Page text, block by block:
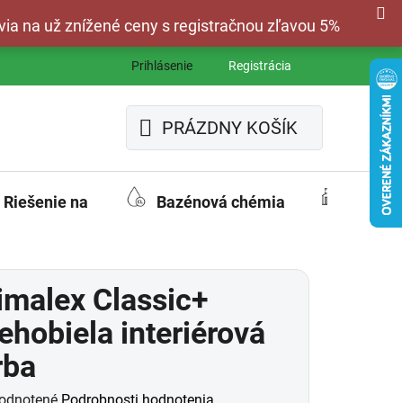
na už znížené ceny s registračnou zľavou 5%
Prihlásenie Registrácia
NÁKUPNÝ
KOŠÍK
PRÁZDNY KOŠÍK
Riešenie na Bazénová chémia
Classic+
interiérová